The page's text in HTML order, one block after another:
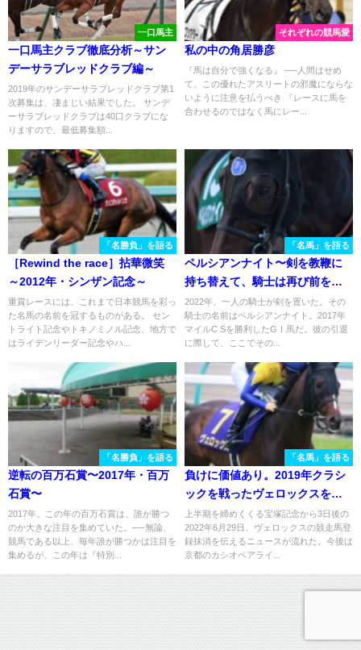
一口馬主
一口馬主クラブ徹底分析～サン
デーサラブレッドクラブ編～
2019年のサンデーサラブレッドクラブ第1
次募集は、凄まじい結果でした。 サンデ
ーサラブレッドクラブは40口クラブにな
りますので、最低募集額...
それぞれの競馬愛
私の中の角居勝彦
『馬は自分で強くなる』 ──人間はせめ
て、この優れたアスリートの邪魔にならな
いように注意を払うべき 『レースに馬を
合わせるのではなく馬にレー...
「名勝負」を語る
［Rewind the race］拈華微笑
～2012年・シンザン記念～
重賞レースには、これまで日本競馬を彩っ
た名馬の名前を冠するものがある。 セン
トライト記念やトキノミノル記念、地方で
はライデンリーダー記念やハ...
「名馬」を語る
ペルシアンナイト〜剣を教鞭に
持ち替えて、騎士は再び前を向
く〜
2022年、一人の騎士が剣を置いた。その
騎士の名前はペルシアンナイト。2017年
マイルC Sを勝利したGⅠ馬だ。彼の引退
に際して、ここでその...
「名勝負」を語る
逆転の百万石賞〜2017年・百万
石賞〜
2017年。この年の百万石賞は、誰が勝つ
のか大きな注目を集めていた。──無論、
競馬である以上、毎年誰が勝つかは注目を
集めるが、この年は『特別...
「名馬」を語る
負けに価値あり。2019年クラシ
ックを戦ったヴェロックスを振
り返る。
上半期を締めくくる宝塚記念から3日後の
2022年6月29日、ヴェロックスの競走馬登
録抹消を伝えるニュースが流れた。今後は
京都のカシオペアライ...